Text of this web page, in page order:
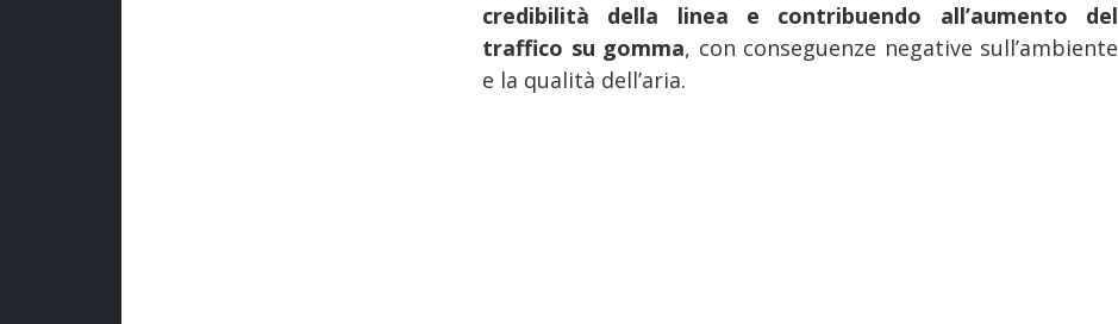
credibilità della linea e contribuendo all’aumento del
traffico su gomma, con conseguenze negative sull’ambiente
e la qualità dell’aria.